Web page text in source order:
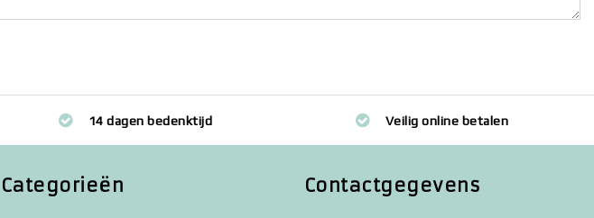
14 dagen bedenktijd Veilig online betalen
Categorieën Contactgegevens